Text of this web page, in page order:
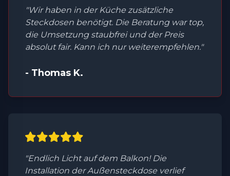
"Wir haben in der Küche zusätzliche
Steckdosen benötigt. Die Beratung war top,
die Umsetzung staubfrei und der Preis
absolut fair. Kann ich nur weiterempfehlen."
- Thomas K.
"Endlich Licht auf dem Balkon! Die
Installation der Außensteckdose verlief